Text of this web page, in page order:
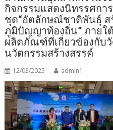
กิจกรรมแสดงนิทรรศก
ชุด“อัตลักษณ์ชาติพันธุ์
ภูมิปัญญาท้องถิ่น” ภายใ
ผลิตภัณฑ์ที่เกี่ยวข้องกับ
นวัตกรรมสร้างสรรค์
12/03/2025 admin1